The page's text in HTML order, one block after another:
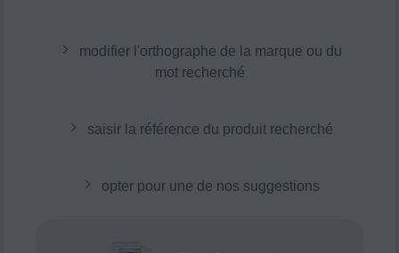
modifier l'orthographe de la marque ou du
mot recherché
saisir la référence du produit recherché
opter pour une de nos suggestions